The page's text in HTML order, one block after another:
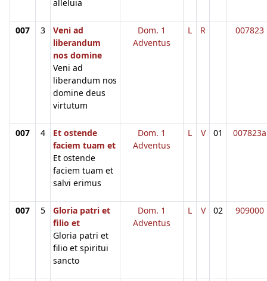
alleluia
007 3
Veni ad
liberandum
nos domine
Veni ad
liberandum nos
domine deus
virtutum
Dom. 1
Adventus
L R 007823
007 4
Et ostende
faciem tuam et
Et ostende
faciem tuam et
salvi erimus
Dom. 1
Adventus
L V 01 007823a
007 5
Gloria patri et
filio et
Gloria patri et
filio et spiritui
sancto
Dom. 1
Adventus
L V 02 909000